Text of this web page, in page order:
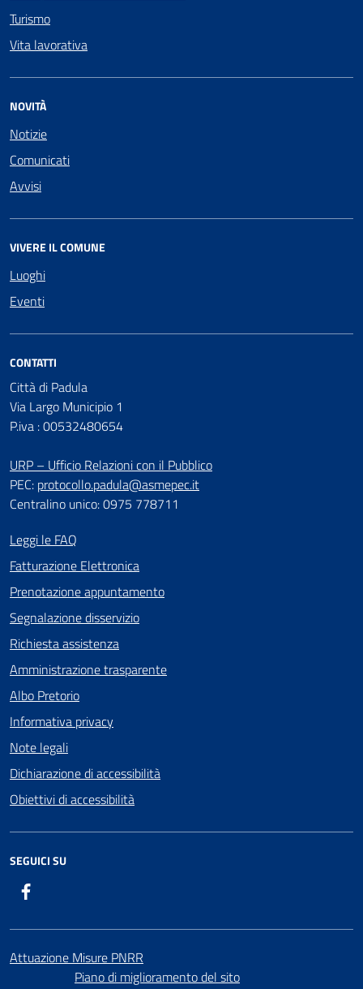
Turismo
Vita lavorativa
NOVITÀ
Notizie
Comunicati
Avvisi
VIVERE IL COMUNE
Luoghi
Eventi
CONTATTI
Città di Padula
Via Largo Municipio 1
P.iva : 00532480654
URP – Ufficio Relazioni con il Pubblico
PEC: protocollo.padula@asmepec.it
Centralino unico: 0975 778711
Leggi le FAQ
Fatturazione Elettronica
Prenotazione appuntamento
Segnalazione disservizio
Richiesta assistenza
Amministrazione trasparente
Albo Pretorio
Informativa privacy
Note legali
Dichiarazione di accessibilità
Obiettivi di accessibilità
SEGUICI SU
Attuazione Misure PNRR
Piano di miglioramento del sito